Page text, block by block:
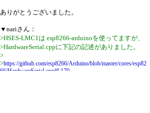
ありがとうございました。
▼nariさん：
>HSES-LMC1は esp8266-arduinoを使ってますが、
>HardwareSerial.cppに下記の記述がありました。
>
>https://github.com/esp8266/Arduino/blob/master/cores/esp82
66/HardwareSerial.cpp#L170